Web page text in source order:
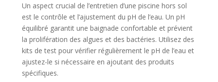
Un aspect crucial de l’entretien d’une piscine hors sol
est le contrôle et l’ajustement du pH de l’eau. Un pH
équilibré garantit une baignade confortable et prévient
la prolifération des algues et des bactéries. Utilisez des
kits de test pour vérifier régulièrement le pH de l’eau et
ajustez-le si nécessaire en ajoutant des produits
spécifiques.